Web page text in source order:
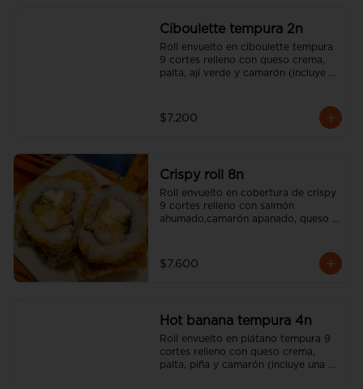
Ciboulette tempura 2n
Roll envuelto en ciboulette tempura
9 cortes relleno con queso crema,
palta, ají verde y camarón (incluye
$7.200
Crispy roll 8n
Roll envuelto en cobertura de crispy
9 cortes relleno con salmón
ahumado,camarón apanado, queso
$7.600
Hot banana tempura 4n
Roll envuelto en plátano tempura 9
cortes relleno con queso crema,
palta, piña y camarón (incluye una